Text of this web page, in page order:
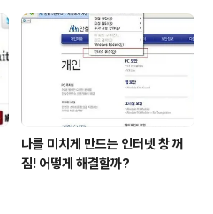
나를 미치게 만드는 인터넷 창 꺼
짐! 어떻게 해결할까?